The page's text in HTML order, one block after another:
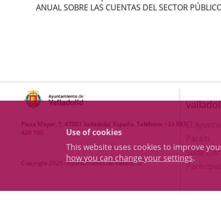
Use of cookies
This website uses cookies to improve
how you can change your settings.
ANUAL SOBRE LAS CUENTAS DEL SECTOR
Plaza Mayor, 1. 47001 Valladolid, España. Teléfono: +34 983
426 100
Copyright 2025 - Ayuntamiento de Valladolid
Sede